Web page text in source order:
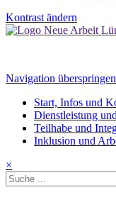
Kontrast ändern
Navigation überspringen
Start, Infos und
Dienstleistung
Teilhabe und
Inklusion und
×